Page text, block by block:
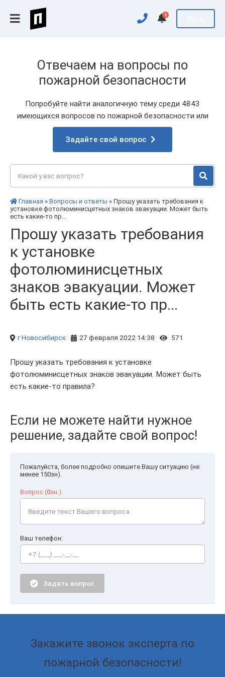
1
Отвечаем на вопросы по
пожарной безопасности
Попробуйте найти аналогичную тему среди 4843
имеющихся вопросов по пожарной безопасности или
Задайте свой вопрос
Главная » Вопросы и ответы » Прошу указать требования к
установке фотолюминисцетных знаков эвакуации. Может быть
есть какие-то пр...
Прошу указать требования
к установке
фотолюминисцетных
знаков эвакуации. Может
быть есть какие-то пр...
г Новосибирск 27 февраля 2022 14:38 571
Прошу указать требования к установке
фотолюминисцетных знаков эвакуации. Может быть
есть какие-то правила?
Если не можете найти нужное
решение, задайте свой вопрос!
Пожалуйста, более подробно опишите Вашу ситуацию (не
менее 150зн).
Вопрос (0зн.):
Ваш телефон:
Задать вопрос
Закажите звонок эксперта по
пожарной безопасности!